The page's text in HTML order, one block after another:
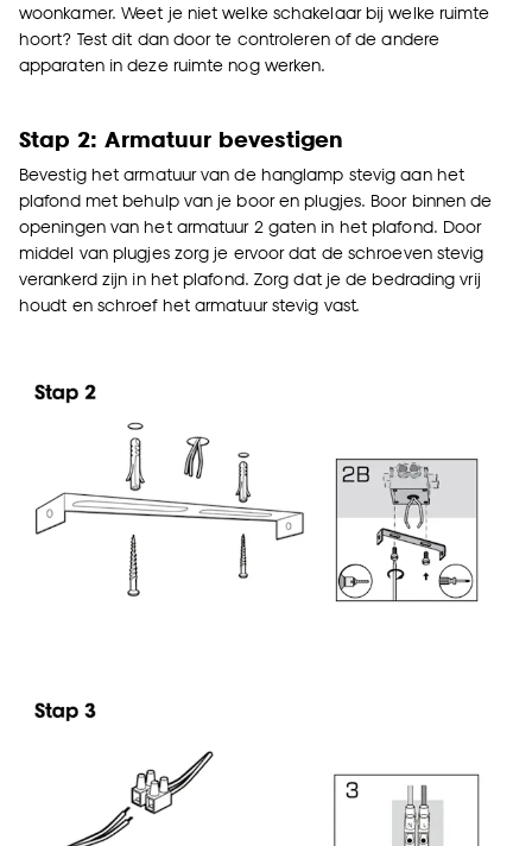
woonkamer. Weet je niet welke schakelaar bij welke ruimte
hoort? Test dit dan door te controleren of de andere
apparaten in deze ruimte nog werken.
Stap 2: Armatuur bevestigen
Bevestig het armatuur van de hanglamp stevig aan het
plafond met behulp van je boor en plugjes. Boor binnen de
openingen van het armatuur 2 gaten in het plafond. Door
middel van plugjes zorg je ervoor dat de schroeven stevig
verankerd zijn in het plafond. Zorg dat je de bedrading vrij
houdt en schroef het armatuur stevig vast.